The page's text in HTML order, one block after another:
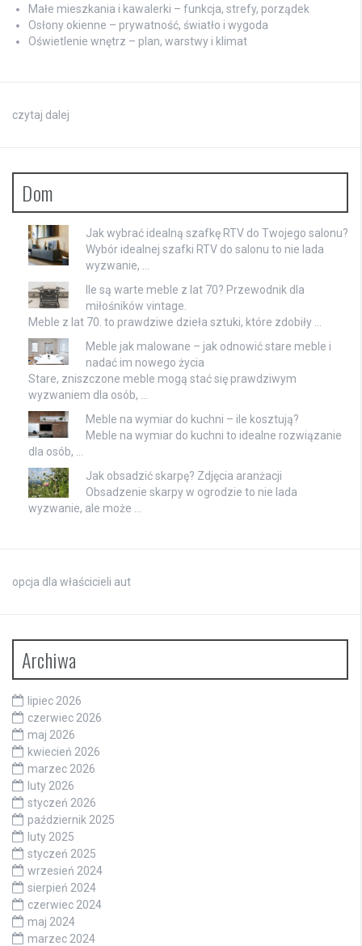
Małe mieszkania i kawalerki – funkcja, strefy, porządek
Osłony okienne – prywatność, światło i wygoda
Oświetlenie wnętrz – plan, warstwy i klimat
czytaj dalej
Dom
Jak wybrać idealną szafkę RTV do Twojego salonu?
Wybór idealnej szafki RTV do salonu to nie lada
wyzwanie, …
Ile są warte meble z lat 70? Przewodnik dla
miłośników vintage.
Meble z lat 70. to prawdziwe dzieła sztuki, które zdobiły …
Meble jak malowane – jak odnowić stare meble i
nadać im nowego życia
Stare, zniszczone meble mogą stać się prawdziwym
wyzwaniem dla osób, …
Meble na wymiar do kuchni – ile kosztują?
Meble na wymiar do kuchni to idealne rozwiązanie
dla osób, …
Jak obsadzić skarpę? Zdjęcia aranżacji
Obsadzenie skarpy w ogrodzie to nie lada
wyzwanie, ale może …
opcja dla właścicieli aut
Archiwa
lipiec 2026
czerwiec 2026
maj 2026
kwiecień 2026
marzec 2026
luty 2026
styczeń 2026
październik 2025
luty 2025
styczeń 2025
wrzesień 2024
sierpień 2024
czerwiec 2024
maj 2024
marzec 2024